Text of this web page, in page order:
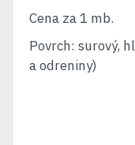
Cena za 1 mb.
Povrch: surový,
a odreniny)